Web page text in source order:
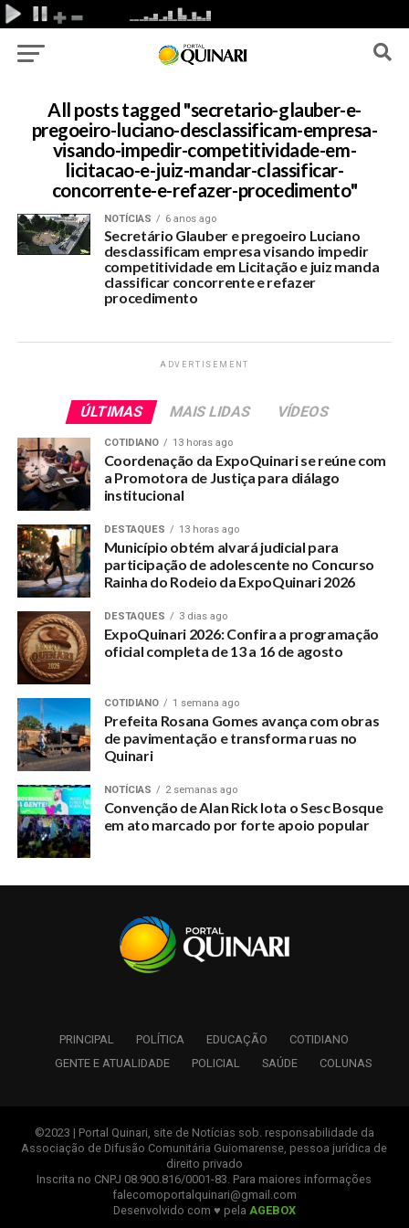
All posts tagged "secretario-glauber-e-
pregoeiro-luciano-desclassificam-empresa-
visando-impedir-competitividade-em-
licitacao-e-juiz-mandar-classificar-
concorrente-e-refazer-procedimento"
NOTÍCIAS 6 anos ago
Secretário Glauber e pregoeiro Luciano
desclassificam empresa visando impedir
competitividade em Licitação e juiz manda
classificar concorrente e refazer
procedimento
ADVERTISEMENT
ÚLTIMAS MAIS LIDAS VÍDEOS
COTIDIANO 13 horas ago
Coordenação da ExpoQuinari se reúne com
a Promotora de Justiça para diálago
institucional
DESTAQUES 13 horas ago
Município obtém alvará judicial para
participação de adolescente no Concurso
Rainha do Rodeio da ExpoQuinari 2026
DESTAQUES 3 dias ago
ExpoQuinari 2026: Confira a programação
oficial completa de 13 a 16 de agosto
COTIDIANO 1 semana ago
Prefeita Rosana Gomes avança com obras
de pavimentação e transforma ruas no
Quinari
NOTÍCIAS 2 semanas ago
Convenção de Alan Rick lota o Sesc Bosque
em ato marcado por forte apoio popular
PRINCIPAL POLÍTICA EDUCAÇÃO
COTIDIANO
GENTE E ATUALIDADE
POLICIAL SAÚDE COLUNAS
©2023 | Portal Quinari, site de Notícias sob. responsabilidade da
Associação de Difusão Comunitária Guiomarense, pessoa jurídica de
direito privado
Inscrita no CNPJ 08.900.816/0001-83. Para maiores informações
falecomoportalquinari@gmail.com
Desenvolvido com ♥ pela AGEBOX